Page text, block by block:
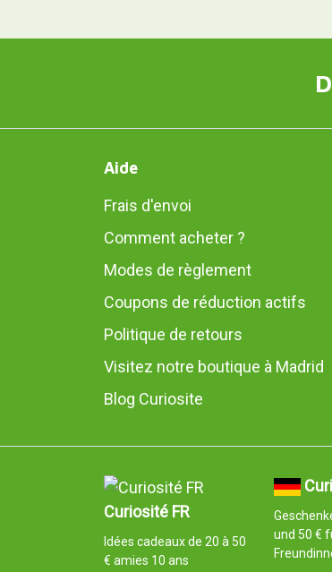
Aide
Frais d'envoi
Comment acheter ?
Modes de règlement
Coupons de réduction actifs
Politique de retours
Visitez notre boutique à Madrid
Blog Curiosite
Curiosité FR
Idées cadeaux de 20 à 50
€ amies 10 ans
und 50 €